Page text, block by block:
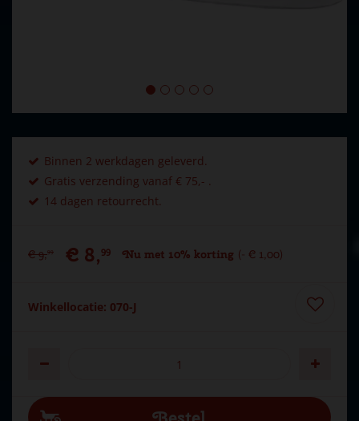
Binnen 2 werkdagen geleverd.
Gratis verzending vanaf € 75,- .
14 dagen retourrecht.
€ 9,99 € 8,99 Nu met 10% korting € 1,00
Winkellocatie: 070-J